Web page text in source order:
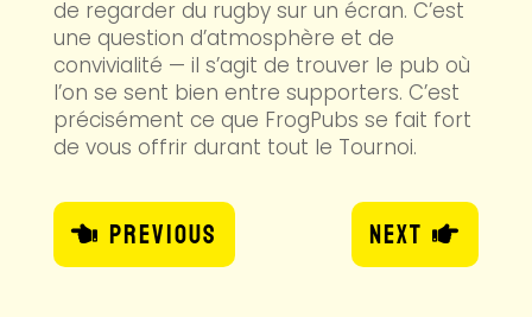
de regarder du rugby sur un écran. C’est
une question d’atmosphère et de
convivialité — il s’agit de trouver le pub où
l’on se sent bien entre supporters. C’est
précisément ce que FrogPubs se fait fort
de vous offrir durant tout le Tournoi.
Previous Next